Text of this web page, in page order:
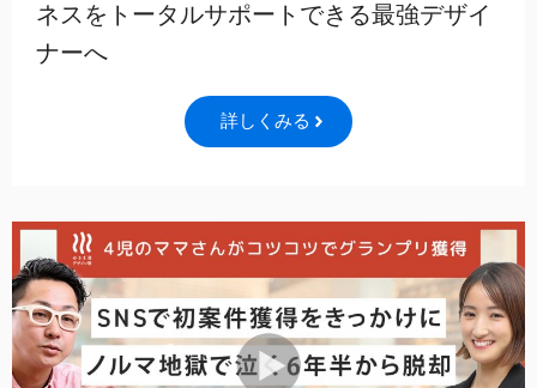
ネスをトータルサポートできる最強デザイ
ナーへ
詳しくみる